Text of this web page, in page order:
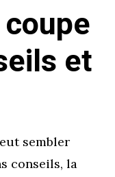
et
sembler
conseils, la